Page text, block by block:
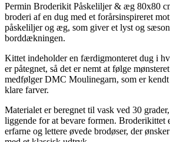
Permin Broderikit Påskeliljer & æg 80x80
broderi af en dug med et forårsinspireret
påskeliljer og æg, som giver et lyst og
borddækningen.
Kittet indeholder en færdigmonteret dug i
er påtegnet, så det er nemt at følge
medfølger DMC Moulinegarn, som er
klare farver.
Materialet er beregnet til vask ved 30
liggende for at bevare formen. Broderikittet
erfarne og lettere øvede brodøser, der